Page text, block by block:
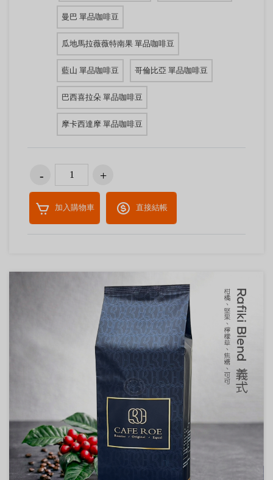
曼巴 單品咖啡豆
瓜地馬拉薇薇特南果 單品咖啡豆
藍山 單品咖啡豆 哥倫比亞 單品咖啡豆
巴西喜拉朵 單品咖啡豆
摩卡西達摩 單品咖啡豆
加入購物車 直接結帳